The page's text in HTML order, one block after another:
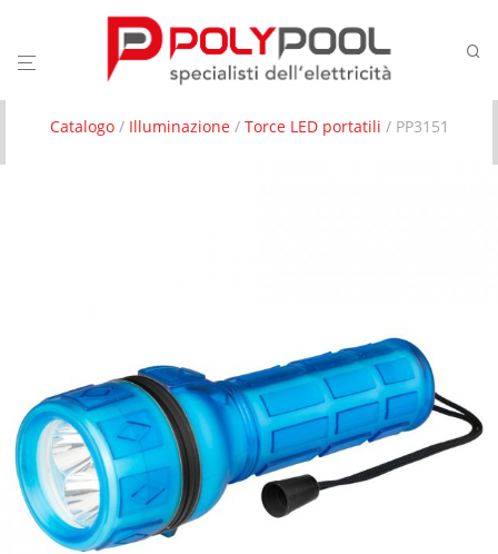
Catalogo/ Illuminazione/ Torce LED portatili / PP3151